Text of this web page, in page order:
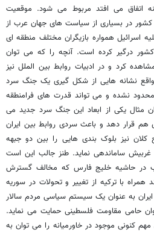
اتفاق می افتد مربوط می شود. موقعیت
کشور در بسیاری از سیاست های جهان عرب از
اسرائیل همواره بازیگران مختلف منطقه ای
درگیر کرده است. آنچه را که می توان
کرد و در ادبیات روابط بین الملل نیز
واقع نشانه هایی از شکل گیری یک جنگ سرد
نشده و می تواند قدرت های فرامنطقه
مثال یکی از ابعاد این جنگ سرد جدید می
هم قرار دهد و باعث سردی روابط بین ایران
نیز بلوک بندی هایی را بین دو جبهه
ساماندهی نماید. طنز جالب این است
در حاشیه خلیج فارس که مخالف گسترش
با ترکیه از تغییر و تحولات در سوریه
به عنوان یک سیستم سیاسی مردم سالار
حامی مقاومت فلسطینی حمایت می نماید.
کنونی موجود در خاورمیانه را می توان به